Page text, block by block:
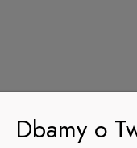
Dbamy o